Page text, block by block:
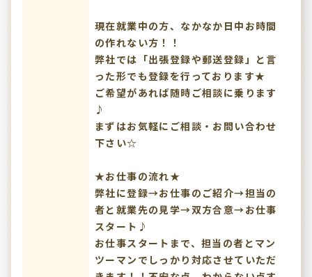
現在就業中の方、なかなか日中お時間
の作れない方！！
弊社では「出張登録や郵送登録」と言
った形でも登録を行っております★
ご希望があれば随時ご相談に乗ります
♪
まずはお気軽にご相談・お問い合わせ
下さい☆
★お仕事の流れ★
弊社に登録→お仕事のご紹介→担当の
者と就業先の見学→双方合意→お仕事
スタート♪
お仕事スタートまで、担当の者とマン
ツーマンでしっかり対応させていただ